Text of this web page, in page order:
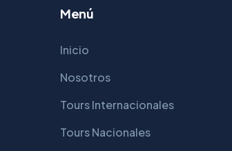
Menú
Inicio
Nosotros
Tours Internacionales
Tours Nacionales